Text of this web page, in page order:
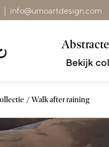
| info@umoartdesign.com
Bekijk
Walk after raining